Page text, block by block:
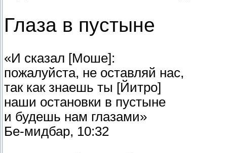
Глаза в пустыне
«И сказал [Моше]:
пожалуйста, не оставляй нас,
так как знаешь ты [Йитро]
наши остановки в пустыне
и будешь нам глазами»
Бе-мидбар, 10:32